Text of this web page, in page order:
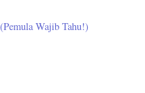
Wajib Tahu!)